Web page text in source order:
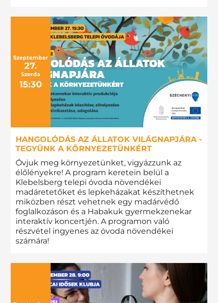
Szeptember
27.
Szerda
15:30
HANGOLÓDÁS AZ ÁLLATOK VILÁGNAPJÁRA -
TEGYÜNK A KÖRNYEZETÜNKÉRT
Óvjuk meg környezetünket, vigyázzunk az
élőlényekre! A program keretein belül a
Klebelsberg telepi óvoda növendékei
madáretetőket és lepkeházakat készíthetnek
miközben részt vehetnek egy madárvédő
foglalkozáson és a Habakuk gyermekzenekar
interaktív koncertjén. A programon való
részvétel ingyenes az óvoda növendékei
számára!